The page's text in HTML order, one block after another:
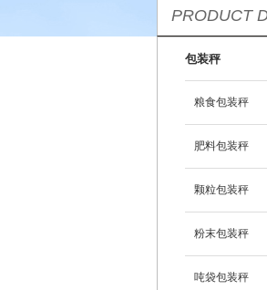
PRODUCT
包装秤
粮食包装秤
肥料包装秤
颗粒包装秤
粉末包装秤
吨袋包装秤